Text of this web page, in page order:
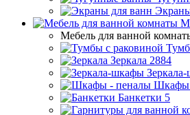
Мебель для ванной
Зеркала 2884
Шкафы
Банкетки 5